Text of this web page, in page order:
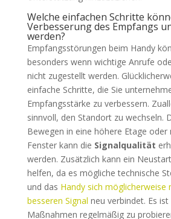
Welche einfachen Schritte
Verbesserung des Empfangs
werden?
Empfangsstörungen beim Handy
besonders wenn wichtige Anrufe
nicht zugestellt werden.
einfache Schritte, die Sie
Empfangsstärke zu verbessern.
sinnvoll, den Standort zu wechseln.
Bewegen in eine höhere Etage oder
Fenster kann die Signalqualität
werden. Zusätzlich kann ein
helfen, da es mögliche technische
und das Handy sich möglicherweise
besseren Signal neu verbindet. Es
Maßnahmen regelmäßig zu